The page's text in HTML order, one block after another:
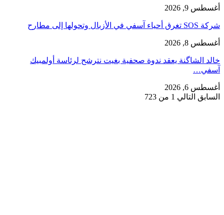
أغسطس 9, 2026
شركة SOS تغرق أحياء آسفي في الأزبال وتحولها إلى مطارح
أغسطس 8, 2026
خالد الشاگنة يعقد ندوة صحفية بغيت نترشح لرئاسة أولمبيك
آسفي…
أغسطس 6, 2026
السابق التالي 1 من 723